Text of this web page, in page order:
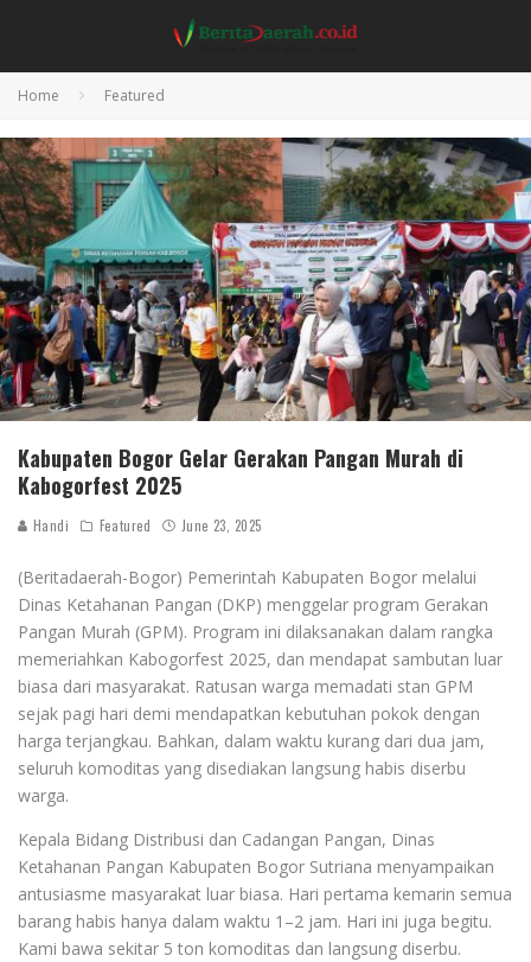
Home Featured
Kabupaten Bogor Gelar Gerakan Pangan Murah di
Kabogorfest 2025
Handi Featured June 23, 2025
(Beritadaerah-Bogor) Pemerintah Kabupaten Bogor melalui
Dinas Ketahanan Pangan (DKP) menggelar program Gerakan
Pangan Murah (GPM). Program ini dilaksanakan dalam rangka
memeriahkan Kabogorfest 2025, dan mendapat sambutan luar
biasa dari masyarakat. Ratusan warga memadati stan GPM
sejak pagi hari demi mendapatkan kebutuhan pokok dengan
harga terjangkau. Bahkan, dalam waktu kurang dari dua jam,
seluruh komoditas yang disediakan langsung habis diserbu
warga.
Kepala Bidang Distribusi dan Cadangan Pangan, Dinas
Ketahanan Pangan Kabupaten Bogor Sutriana menyampaikan
antusiasme masyarakat luar biasa. Hari pertama kemarin semua
barang habis hanya dalam waktu 1–2 jam. Hari ini juga begitu.
Kami bawa sekitar 5 ton komoditas dan langsung diserbu.